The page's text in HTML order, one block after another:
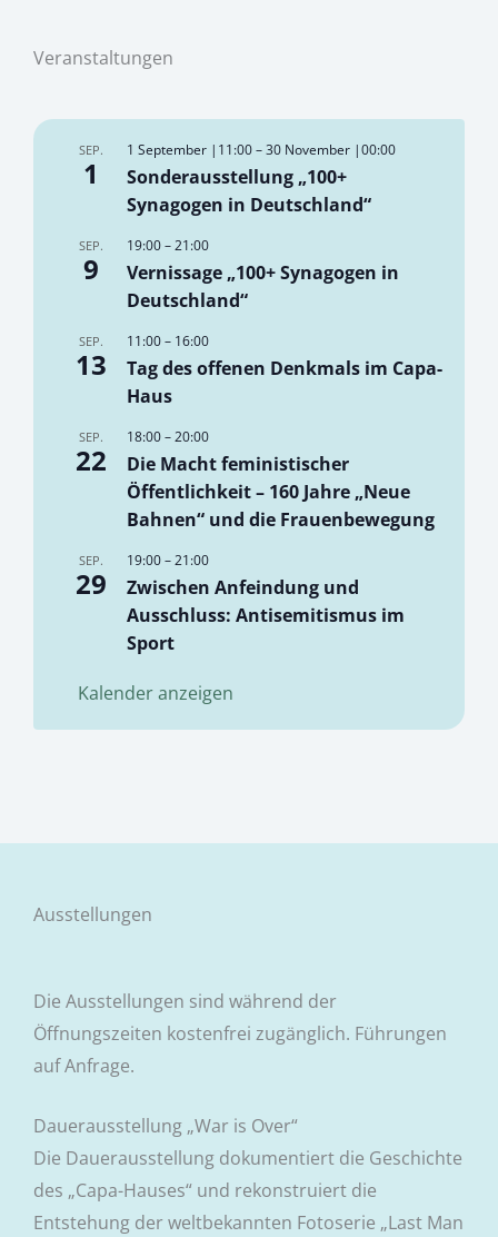
Veranstaltungen
SEP.
1
1 September |11:00–30 November |00:00
Sonderausstellung „100+
Synagogen in Deutschland“
SEP.
9
19:00–21:00
Vernissage „100+ Synagogen in
Deutschland“
SEP.
13
11:00– 16:00
Tag des offenen Denkmals im Capa-
Haus
SEP.
22
18:00–20:00
Die Macht feministischer
Öffentlichkeit – 160 Jahre „Neue
Bahnen“ und die Frauenbewegung
SEP.
29
19:00–21:00
Zwischen Anfeindung und
Ausschluss: Antisemitismus im
Sport
Kalender anzeigen
Ausstellungen
Die Ausstellungen sind während der
Öffnungszeiten kostenfrei zugänglich. Führungen
auf Anfrage.
Dauerausstellung „War is Over“
Die Dauerausstellung dokumentiert die Geschichte
des „Capa-Hauses“ und rekonstruiert die
Entstehung der weltbekannten Fotoserie „Last Man